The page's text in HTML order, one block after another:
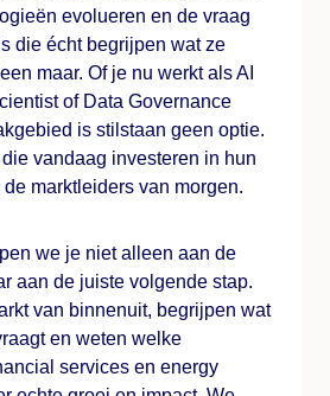
evolueren en de vraag
die écht begrijpen wat ze
maar. Of je nu werkt als AI
of Data Governance
is stilstaan geen optie.
vandaag investeren in hun
marktleiders van morgen.
we je niet alleen aan de
aan de juiste volgende stap.
van binnenuit, begrijpen wat
en weten welke
services en energy